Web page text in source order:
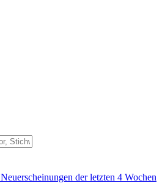
Neuerscheinungen der letzten 4 Wochen